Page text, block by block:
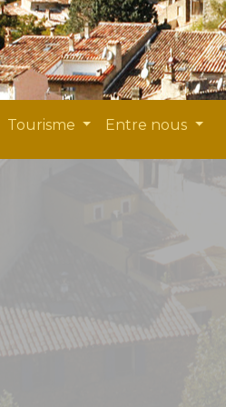
Tourisme Entre nous